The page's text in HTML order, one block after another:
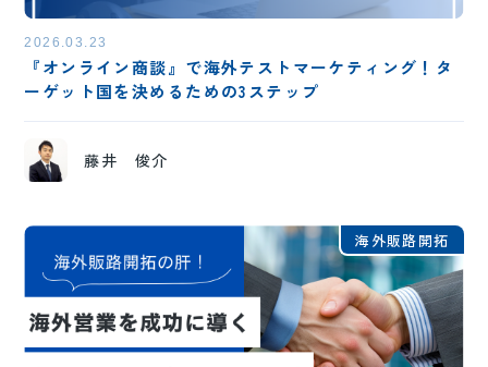
2026.03.23
『オンライン商談』で海外テストマーケティング！タ
ーゲット国を決めるための3ステップ
藤井 俊介
海外販路開拓